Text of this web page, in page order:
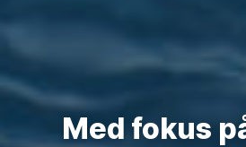
Med fokus